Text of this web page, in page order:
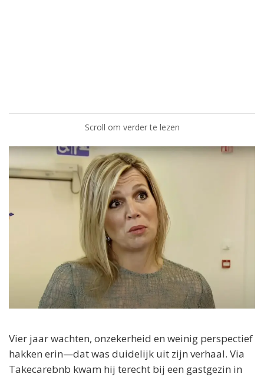
Scroll om verder te lezen
Vier jaar wachten, onzekerheid en weinig perspectief
hakken erin—dat was duidelijk uit zijn verhaal. Via
Takecarebnb kwam hij terecht bij een gastgezin in